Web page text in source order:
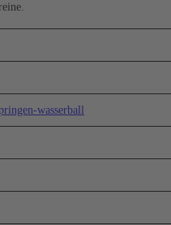
wasserball